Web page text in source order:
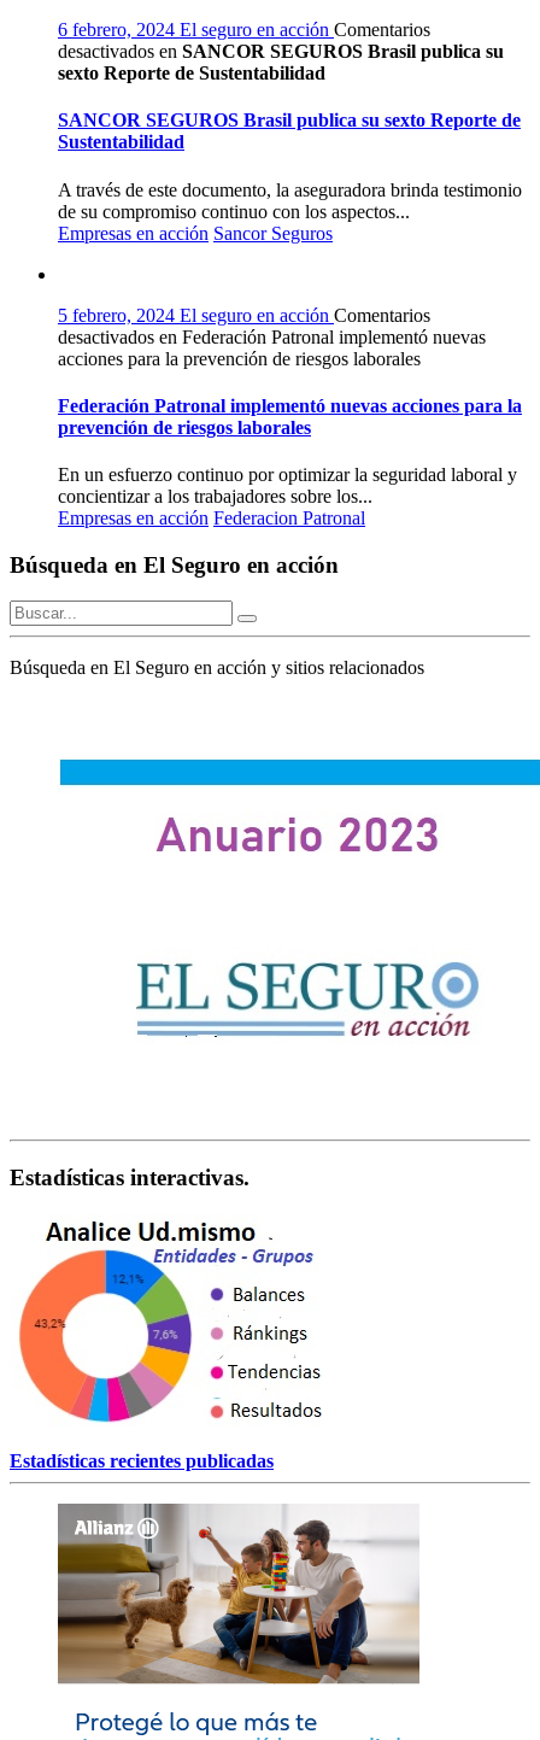
6 febrero, 2024 El seguro en acción Comentarios
desactivados en SANCOR SEGUROS Brasil publica su
sexto Reporte de Sustentabilidad
SANCOR SEGUROS Brasil publica su sexto Reporte de
Sustentabilidad
A través de este documento, la aseguradora brinda testimonio
de su compromiso continuo con los aspectos...
Empresas en acción Sancor Seguros
5 febrero, 2024 El seguro en acción Comentarios
desactivados en Federación Patronal implementó nuevas
acciones para la prevención de riesgos laborales
Federación Patronal implementó nuevas acciones para la
prevención de riesgos laborales
En un esfuerzo continuo por optimizar la seguridad laboral y
concientizar a los trabajadores sobre los...
Empresas en acción Federacion Patronal
Búsqueda en El Seguro en acción
Búsqueda en El Seguro en acción y sitios relacionados
Estadísticas interactivas.
Estadísticas recientes publicadas